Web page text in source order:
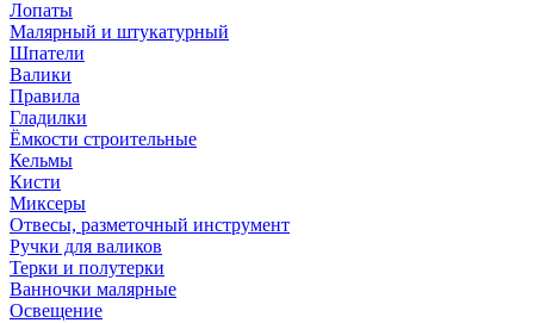
Лопаты
Малярный и штукатурный
Шпатели
Валики
Правила
Гладилки
Ёмкости строительные
Кельмы
Кисти
Миксеры
Отвесы, разметочный инструмент
Ручки для валиков
Терки и полутерки
Ванночки малярные
Освещение